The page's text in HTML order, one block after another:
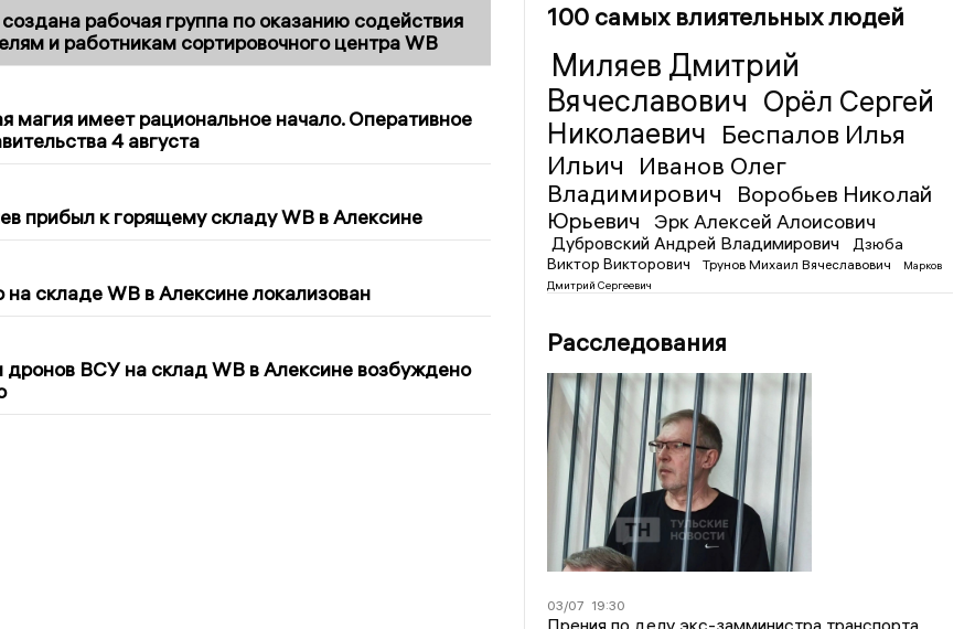
рабочая группа по оказанию содействия
и работникам сортировочного центра WB
магия имеет рациональное начало. Оперативное
4 августа
прибыл к горящему складу WB в Алексине
складе WB в Алексине локализован
дронов ВСУ на склад WB в Алексине возбуждено
100 самых влиятельных людей
Миляев Дмитрий
Вячеславович Орёл Сергей
Николаевич Беспалов Илья
Ильич
Иванов Олег
Владимирович
Воробьев Николай
Юрьевич
Эрк Алексей Алоисович
Дубровский Андрей Владимирович
Дзюба
Виктор Викторович
Трунов Михаил Вячеславович
Марков
Дмитрий Сергеевич
Расследования
03/07 19:30
Прения по делу экс-замминистра транспорта